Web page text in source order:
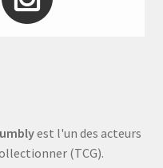
est l'un des acteurs
(TCG).